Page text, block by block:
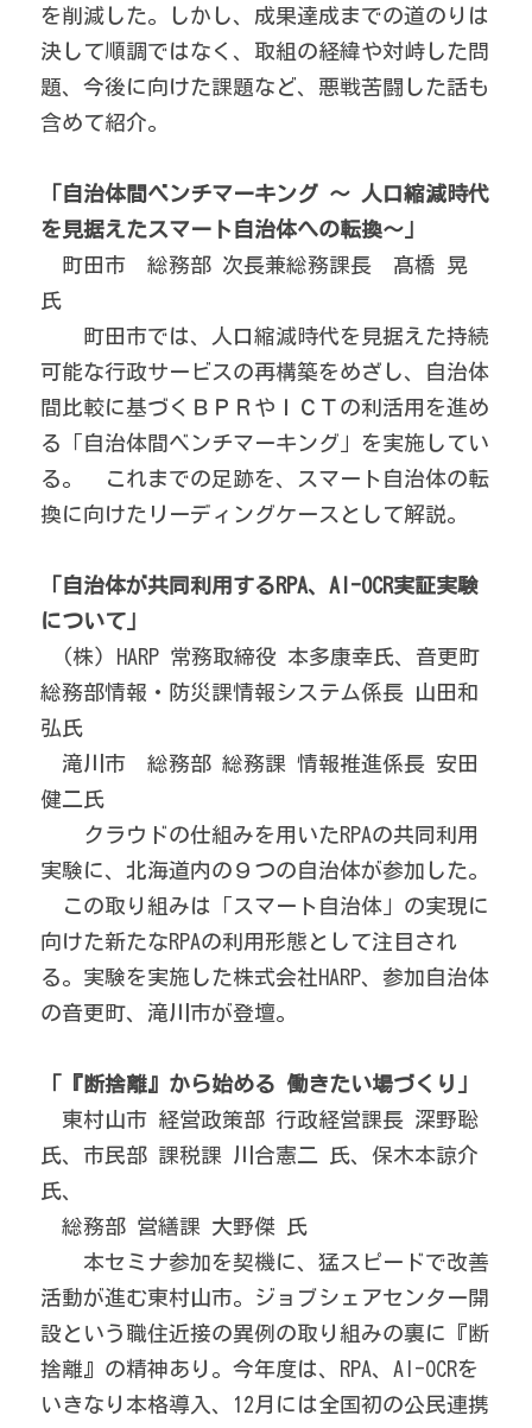
を削減した。しかし、成果達成までの道のりは
決して順調ではなく、取組の経緯や対峙した問
題、今後に向けた課題など、悪戦苦闘した話も
含めて紹介。
「自治体間ベンチマーキング ～ 人口縮減時代
を見据えたスマート自治体への転換～」
町田市　総務部 次長兼総務課長　髙橋 晃
氏
町田市では、人口縮減時代を見据えた持続
可能な行政サービスの再構築をめざし、自治体
間比較に基づくＢＰＲやＩＣＴの利活用を進め
る「自治体間ベンチマーキング」を実施してい
る。　これまでの足跡を、スマート自治体の転
換に向けたリーディングケースとして解説。
「自治体が共同利用するRPA、AI-OCR実証実験
について」
(株) HARP 常務取締役 本多康幸氏、音更町
総務部情報・防災課情報システム係長 山田和
弘氏
滝川市　総務部 総務課 情報推進係長 安田
健二氏
クラウドの仕組みを用いたRPAの共同利用
実験に、北海道内の９つの自治体が参加した。
この取り組みは「スマート自治体」の実現に
向けた新たなRPAの利用形態として注目され
る。実験を実施した株式会社HARP、参加自治体
の音更町、滝川市が登壇。
「『断捨離』から始める 働きたい場づくり」
東村山市 経営政策部 行政経営課長 深野聡
氏、市民部 課税課 川合憲二 氏、保木本諒介
氏、
総務部 営繕課 大野傑 氏
本セミナ参加を契機に、猛スピードで改善
活動が進む東村山市。ジョブシェアセンター開
設という職住近接の異例の取り組みの裏に『断
捨離』の精神あり。今年度は、RPA、AI-OCRを
いきなり本格導入、12月には全国初の公民連携